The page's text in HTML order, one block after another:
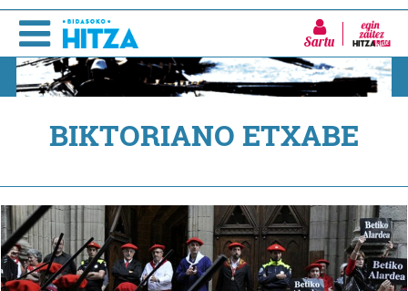
Sartu
BIKTORIANO ETXABE